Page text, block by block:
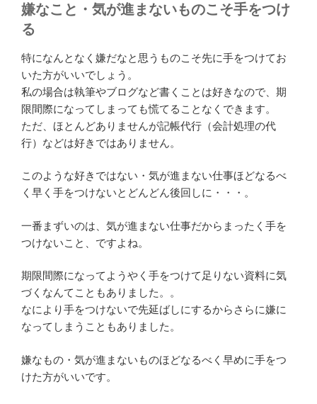
嫌なこと・気が進まないものこそ手をつけ
る
特になんとなく嫌だなと思うものこそ先に手をつけてお
いた方がいいでしょう。
私の場合は執筆やブログなど書くことは好きなので、期
限間際になってしまっても慌てることなくできます。
ただ、ほとんどありませんが記帳代行（会計処理の代
行）などは好きではありません。
このような好きではない・気が進まない仕事ほどなるべ
く早く手をつけないとどんどん後回しに・・・。
一番まずいのは、気が進まない仕事だからまったく手を
つけないこと、ですよね。
期限間際になってようやく手をつけて足りない資料に気
づくなんてこともありました。。
なにより手をつけないで先延ばしにするからさらに嫌に
なってしまうこともありました。
嫌なもの・気が進まないものほどなるべく早めに手をつ
けた方がいいです。